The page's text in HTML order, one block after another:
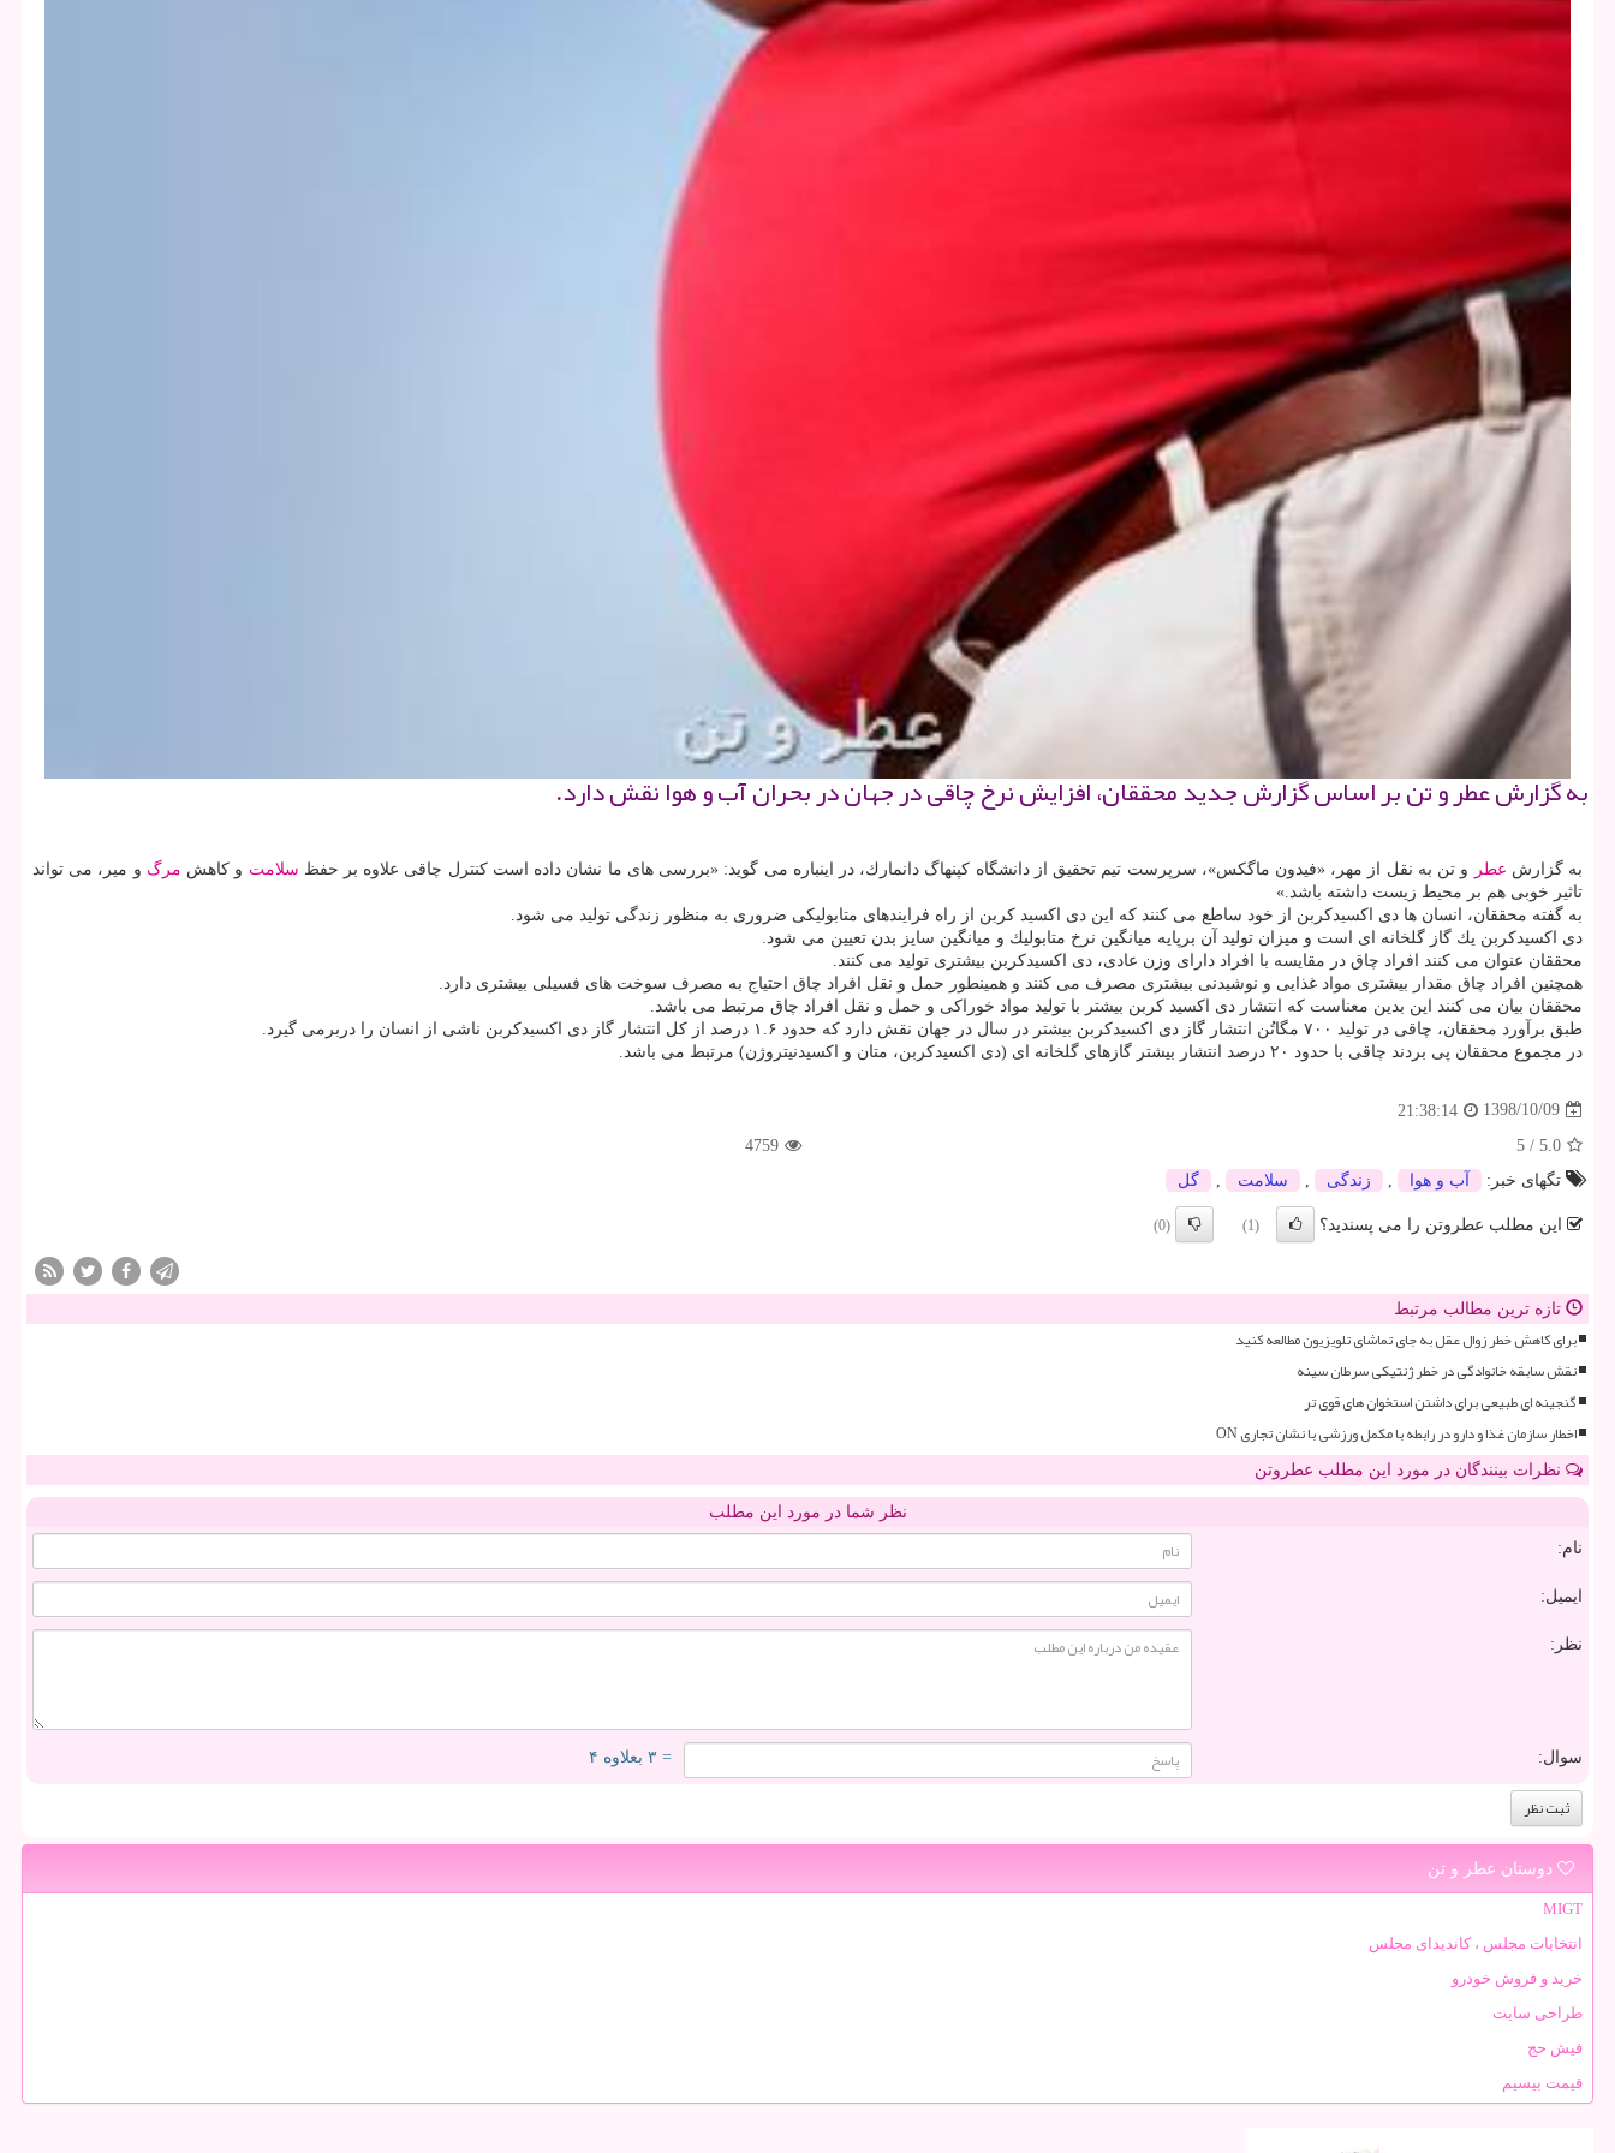
به گزارش عطر و تن بر اساس گزارش جدید محققان، افزایش نرخ چاقی در جهان در بحران آب و هوا نقش دارد.
به گزارش عطر و تن به نقل از مهر، «فیدون ماگكس»، سرپرست تیم تحقیق از دانشگاه كپنهاگ دانمارك، در اینباره می گوید: «بررسی های ما نشان داده است كنترل چاقی علاوه بر حفظ سلامت و كاهش مرگ و میر، می تواند
تاثیر خوبی هم بر محیط زیست داشته باشد.»
به گفته محققان، انسان ها دی اكسیدكربن از خود ساطع می كنند كه این دی اكسید كربن از راه فرایندهای متابولیكی ضروری به منظور زندگی تولید می شود.
دی اكسیدكربن یك گاز گلخانه ای است و میزان تولید آن برپایه میانگین نرخ متابولیك و میانگین سایز بدن تعیین می شود.
محققان عنوان می كنند افراد چاق در مقایسه با افراد دارای وزن عادی، دی اكسیدكربن بیشتری تولید می كنند.
همچنین افراد چاق مقدار بیشتری مواد غذایی و نوشیدنی بیشتری مصرف می كنند و همینطور حمل و نقل افراد چاق احتیاج به مصرف سوخت های فسیلی بیشتری دارد.
محققان بیان می كنند این بدین معناست كه انتشار دی اكسید كربن بیشتر با تولید مواد خوراكی و حمل و نقل افراد چاق مرتبط می باشد.
طبق برآورد محققان، چاقی در تولید ۷۰۰ مگاتُن انتشار گاز دی اكسیدكربن بیشتر در سال در جهان نقش دارد كه حدود ۱.۶ درصد از كل انتشار گاز دی اكسیدكربن ناشی از انسان را دربرمی گیرد.
در مجموع محققان پی بردند چاقی با حدود ۲۰ درصد انتشار بیشتر گازهای گلخانه ای (دی اكسیدكربن، متان و اكسیدنیتروژن) مرتبط می باشد.
1398/10/09
21:38:14
5.0
/
5
4759
تگهای خبر:
آب و هوا , زندگی , سلامت , گل
این مطلب عطروتن را می پسندید؟ (1)
(0)
تازه ترین مطالب مرتبط
برای کاهش خطر زوال عقل به جای تماشای تلویزیون مطالعه کنید
نقش سابقه خانوادگی در خطر ژنتیکی سرطان سینه
گنجینه ای طبیعی برای داشتن استخوان های قوی تر
اخطار سازمان غذا و دارو در رابطه با مکمل ورزشی با نشان تجاری ON
نظرات بینندگان در مورد این مطلب عطروتن
نظر شما در مورد این مطلب
نام:
ایمیل:
نظر:
سوال: = ۳ بعلاوه ۴
دوستان عطر و تن
MIGT
انتخابات مجلس ، کاندیدای مجلس
خرید و فروش خودرو
طراحی سایت
فیش حج
قیمت بیسیم